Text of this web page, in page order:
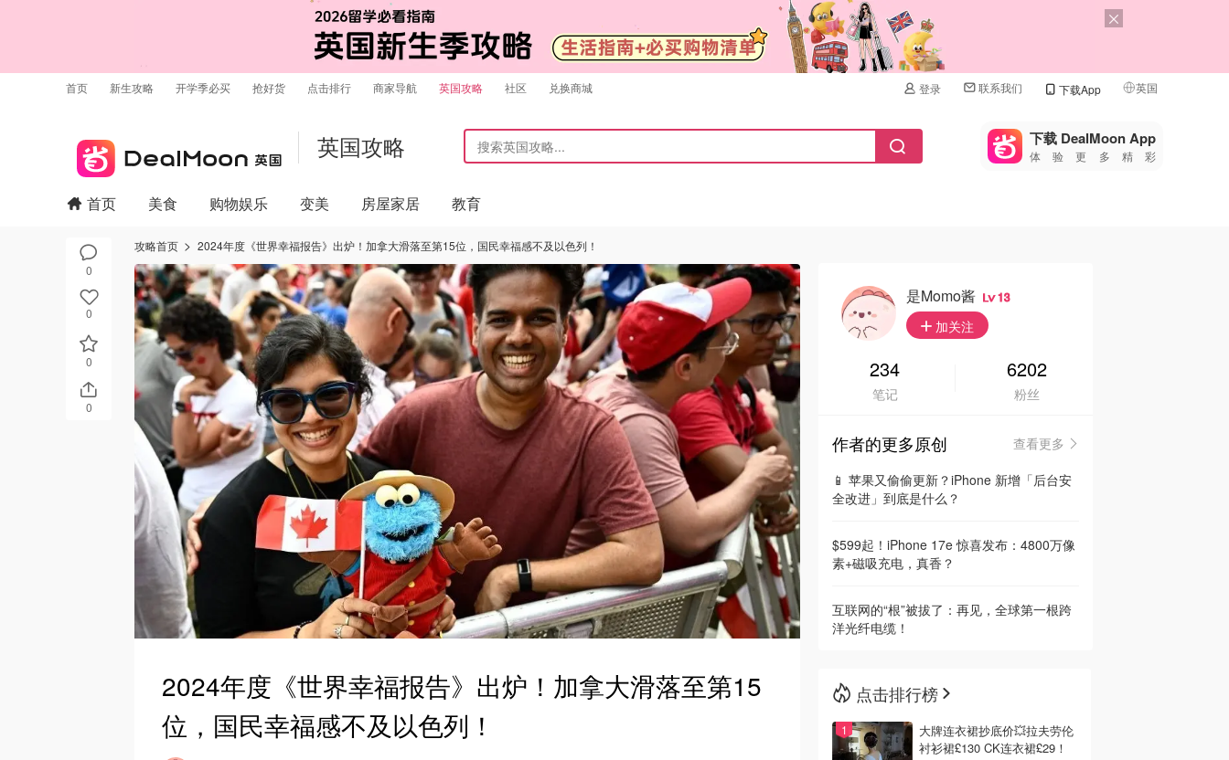
首页 新生攻略 开学季必买 抢好货 点击排行 商家导航 英国攻略 社区 兑换商城 登录 联系我们 下载App 英国
🇺🇸
🇨🇳 中国
🇮🇹
🇦🇺
🇳🇿新西兰
英国攻略 下载 DealMoon App
体验更多精彩
0
0
0
0
首页 美食 购物娱乐 变美 房屋家居 教育
攻略首页 2024年度《世界幸福报告》出炉！加拿大滑落至第15位，国民幸福感不及以色列！
2024年度《世界幸福报告》出炉！加拿大滑落至第15
位，国民幸福感不及以色列！
是momo酱 13
加关注
234
笔记
6202
粉丝
作者的更多原创
查看更多
📱 苹果又偷偷更新？iPhone 新增「后台安
全改进」到底是什么？
$599起！iPhone 17e 惊喜发布：4800万像
素+磁吸充电，真香？
互联网的“根”被拔了：再见，全球第一根跨
洋光纤电缆！
点击排行榜
大牌连衣裙抄底价💥拉夫劳伦
衬衫裙£130 CK连衣裙£29！